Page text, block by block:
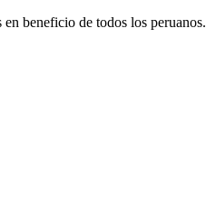
beneficio de todos los peruanos.